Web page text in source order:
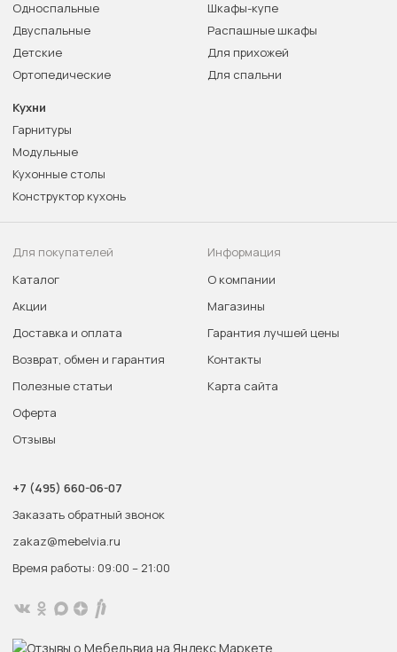
Односпальные
Двуспальные
Детские
Ортопедические
Шкафы-купе
Распашные шкафы
Для прихожей
Для спальни
Кухни
Гарнитуры
Модульные
Кухонные столы
Конструктор кухонь
Для покупателей
Каталог
Акции
Доставка и оплата
Возврат, обмен и гарантия
Полезные статьи
Оферта
Отзывы
Информация
О компании
Магазины
Гарантия лучшей цены
Контакты
Карта сайта
+7 (495) 660-06-07
Заказать обратный звонок
zakaz@mebelvia.ru
Время работы: 09:00 – 21:00